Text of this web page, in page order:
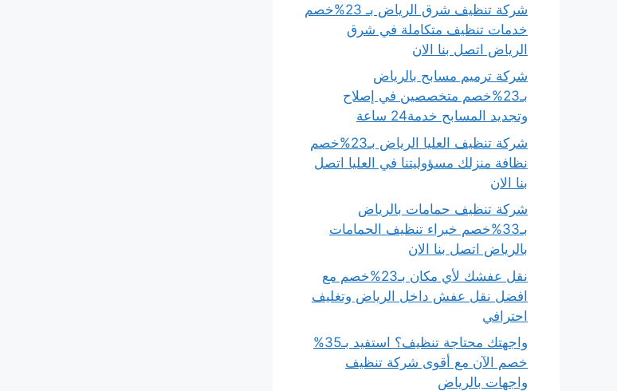
شركة تنظيف شرق الرياض بـ 23%خصم
خدمات تنظيف متكاملة في شرق
الرياض اتصل بنا الان
شركة ترميم مسابح بالرياض
بـ23%خصم متخصصين في إصلاح
وتجديد المسابح خدمة24 ساعة
شركة تنظيف العليا الرياض بـ23%خصم
نظافة منزلك مسؤوليتنا في العليا اتصل
بنا الان
شركة تنظيف حمامات بالرياض
بـ33%خصم خبراء تنظيف الحمامات
بالرياض اتصل بنا الان
نقل عفشك لأي مكان بـ23%خصم مع
افضل نقل عفش داخل الرياض وتغليف
احترافي
واجهتك محتاجة تنظيف؟ استفيد بـ35%
خصم الآن مع أقوى شركة تنظيف
واجهات بالرياض